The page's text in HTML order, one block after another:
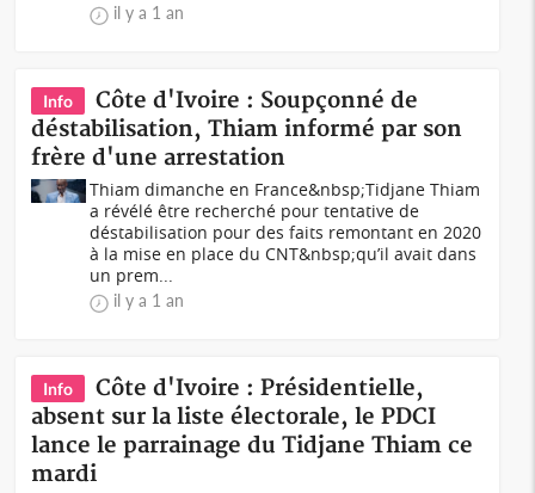
il y a 1 an
Info
Côte d'Ivoire : Soupçonné de
déstabilisation, Thiam informé par son
frère d'une arrestation
Thiam dimanche en France&nbsp;Tidjane Thiam
a révélé être recherché pour tentative de
déstabilisation pour des faits remontant en 2020
à la mise en place du CNT&nbsp;qu’il avait dans
un prem...
il y a 1 an
Info
Côte d'Ivoire : Présidentielle,
absent sur la liste électorale, le PDCI
lance le parrainage du Tidjane Thiam ce
mardi